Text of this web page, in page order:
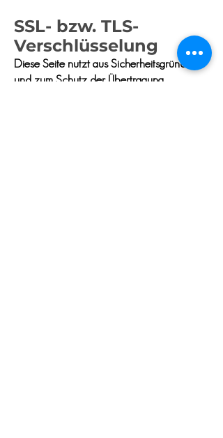
SSL- bzw. TLS-
Verschlüsselung
Diese Seite nutzt aus Sicherheitsgründen
und zum Schutz der Übertragung